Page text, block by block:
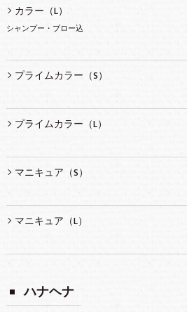
カラー（L）
シャンプー・ブロー込
プライムカラー（S）
プライムカラー（L）
マニキュア（S）
マニキュア（L）
ハナヘナ